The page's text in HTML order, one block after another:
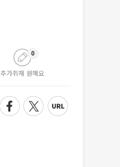
추가취재 원해요
0